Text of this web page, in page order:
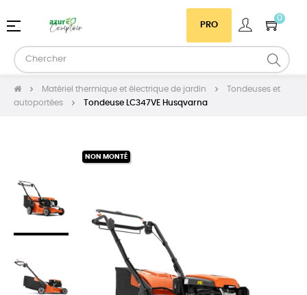
PRO
0
Basculer
navigation
☰
Matériel thermique et électrique de jardin
Tondeuses et
autoportées
Tondeuse LC347VE Husqvarna
NON MONTÉ